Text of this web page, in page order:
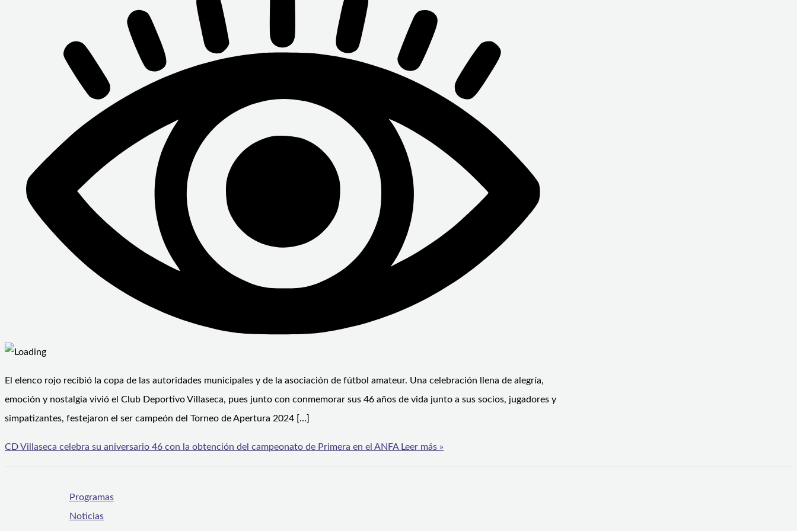
El elenco rojo recibió la copa de las autoridades municipales y de la asociación de fútbol amateur. Una celebración llena de alegría,
emoción y nostalgia vivió el Club Deportivo Villaseca, pues junto con conmemorar sus 46 años de vida junto a sus socios, jugadores y
simpatizantes, festejaron el ser campeón del Torneo de Apertura 2024 […]
CD Villaseca celebra su aniversario 46 con la obtención del campeonato de Primera en el ANFALeer más »
Programas
Noticias